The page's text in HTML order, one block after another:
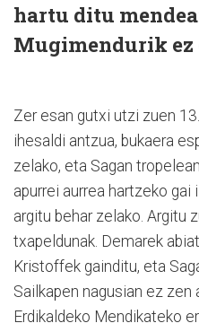
hartu ditu
Mugimendurik ez
Zer esan gutxi utzi zuen
ihesaldi antzua, bukaera
zelako, eta Sagan
apurrei aurrea hartzeko
argitu behar zelako. Argitu
txapeldunak. Demarek
Kristoffek gainditu, eta
Sailkapen nagusian ez zen
Erdikaldeko Mendikateko